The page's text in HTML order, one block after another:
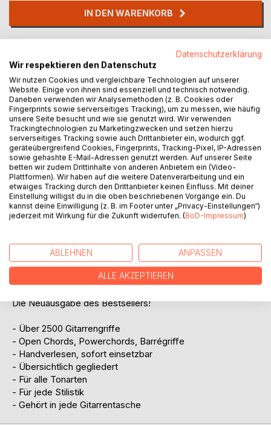
IN DEN WARENKORB
Titel bewerten
BESCHREIBUNG
AKKORDE GRIFFBEREIT von Erfolgsautor Bernd Brümmer
ist der handliche Begleiter für jeden, der Gitarre spielt. Alle
Akkordgriffe, Open Chords, Powerchords und Barrégriffe,
sofort eingesetzt werden. Durch die übersichtliche
Gliederung findet man schnell für jede Situation und jede
Tonart den passenden Akkordgriff.
Die Neuausgabe des Bestsellers!
- Über 2500 Gitarrengriffe
- Open Chords, Powerchords, Barrégriffe
- Handverlesen, sofort einsetzbar
- Übersichtlich gegliedert
- Für alle Tonarten
- Für jede Stilistik
- Gehört in jede Gitarrentasche
Datenschutzerklärung
Wir respektieren den Datenschutz
Wir nutzen Cookies und vergleichbare Technologien auf unserer
Website. Einige von ihnen sind essenziell und technisch notwendig.
Daneben verwenden wir Analysemethoden (z. B. Cookies oder
Fingerprints sowie serverseitiges Tracking), um zu messen, wie häufig
unsere Seite besucht und wie sie genutzt wird. Wir verwenden
Trackingtechnologien zu Marketingzwecken und setzen hierzu
serverseitiges Tracking sowie auch Drittanbieter ein, wodurch ggf.
geräteübergreifend Cookies, Fingerprints, Tracking-Pixel, IP-Adressen
sowie gehashte E-Mail-Adressen genutzt werden. Auf unserer Seite
betten wir zudem Drittinhalte von anderen Anbietern ein (Video-
Plattformen). Wir haben auf die weitere Datenverarbeitung und ein
etwaiges Tracking durch den Drittanbieter keinen Einfluss. Mit deiner
Einstellung willigst du in die oben beschriebenen Vorgänge ein. Du
kannst deine Einwilligung (z. B. im Footer unter „Privacy-Einstellungen“)
jederzeit mit Wirkung für die Zukunft widerrufen. (BoD-Impressum)
ABLEHNEN ANPASSEN
ALLE AKZEPTIEREN